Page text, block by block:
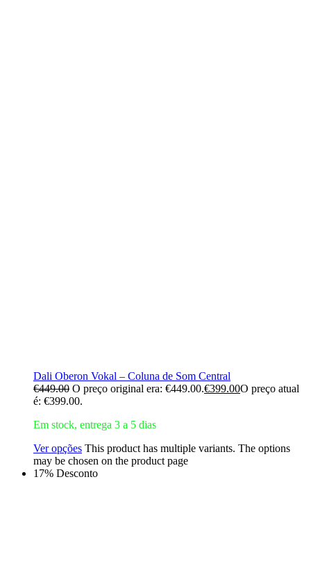
Dali Oberon Vokal – Coluna de Som Central
€449.00 O preço original era: €449.00.€399.00O preço atual
é: €399.00.
Em stock, entrega 3 a 5 dias
Ver opções This product has multiple variants. The options
may be chosen on the product page
17% Desconto